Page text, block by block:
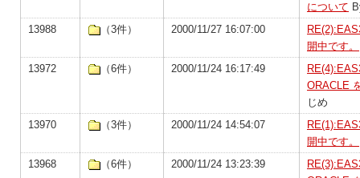
について
13988
（3件） 2000/11/27 16:07:00
開中です。
13972
（6件） 2000/11/24 16:17:49
ORACLE
じめ
13970
（3件） 2000/11/24 14:54:07
開中です。
13968
（6件） 2000/11/24 13:23:39